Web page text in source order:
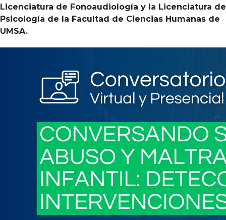
Licenciatura de Fonoaudiología y la Licenciatura de
Psicología de la Facultad de Ciencias Humanas de
UMSA.